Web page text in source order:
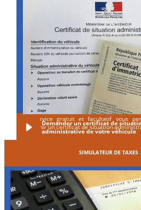
Ce service gratuit et facultatif vous
d'obtenir un certificat de situation
Demander un certificat de
administrative de votre véhicule
SIMULATEUR DE TAXES